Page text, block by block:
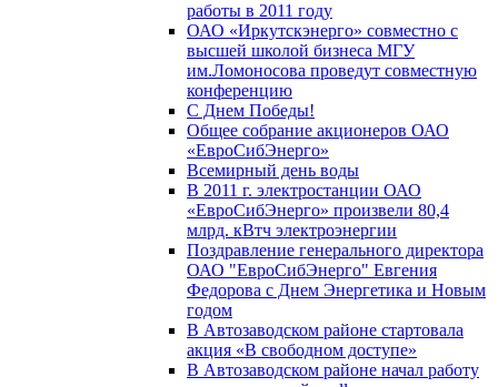
работы в 2011 году
ОАО «Иркутскэнерго» совместно с
высшей школой бизнеса МГУ
им.Ломоносова проведут совместную
конференцию
С Днем Победы!
Общее собрание акционеров ОАО
«ЕвроСибЭнерго»
Всемирный день воды
В 2011 г. электростанции ОАО
«ЕвроСибЭнерго» произвели 80,4
млрд. кВтч электроэнергии
Поздравление генерального директора
ОАО "ЕвроСибЭнерго" Евгения
Федорова с Днем Энергетика и Новым
годом
В Автозаводском районе стартовала
акция «В свободном доступе»
В Автозаводском районе начал работу